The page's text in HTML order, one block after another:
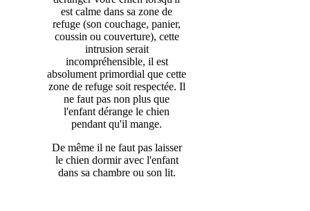
est calme dans sa zone de
refuge (son couchage, panier,
coussin ou couverture), cette
intrusion serait
incompréhensible, il est
absolument primordial que cette
zone de refuge soit respectée. Il
ne faut pas non plus que
l'enfant dérange le chien
pendant qu'il mange.
De même il ne faut pas laisser
le chien dormir avec l'enfant
dans sa chambre ou son lit.